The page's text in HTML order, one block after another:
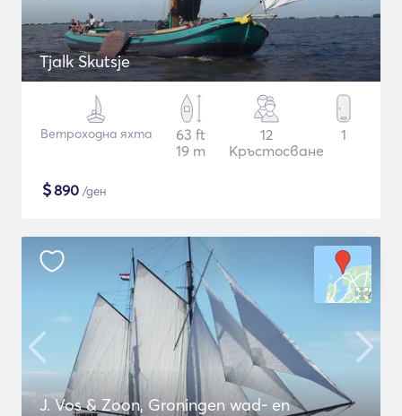
Tjalk Skutsje
Ветроходна яхта
63 ft
19 m
12
Кръстосване
1
$890 /ден
J. Vos & Zoon, Groningen wad- en